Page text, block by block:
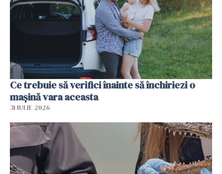
Ce trebuie să verifici înainte să închiriezi o
mașină vara aceasta
31 IULIE 2026